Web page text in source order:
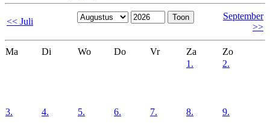
<< Juli
September
>>
Ma Di Wo Do Vr Za
Zo
1.
2.
3. 4. 5. 6. 7. 8. 9.